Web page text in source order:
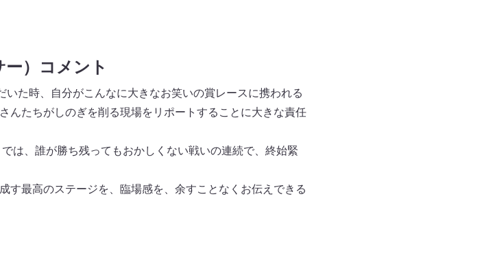
）コメント
た時、自分がこんなに大きなお笑いの賞レースに携われる
たちがしのぎを削る現場をリポートすることに大きな責任
は、誰が勝ち残ってもおかしくない戦いの連続で、終始緊
す最高のステージを、臨場感を、余すことなくお伝えできる